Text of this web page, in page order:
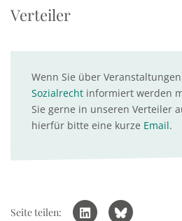
Verteiler
Wenn Sie über
Sozialrecht informiert werden
Sie gerne in unseren Verteiler
hierfür bitte eine kurze Email.
Seite teilen: